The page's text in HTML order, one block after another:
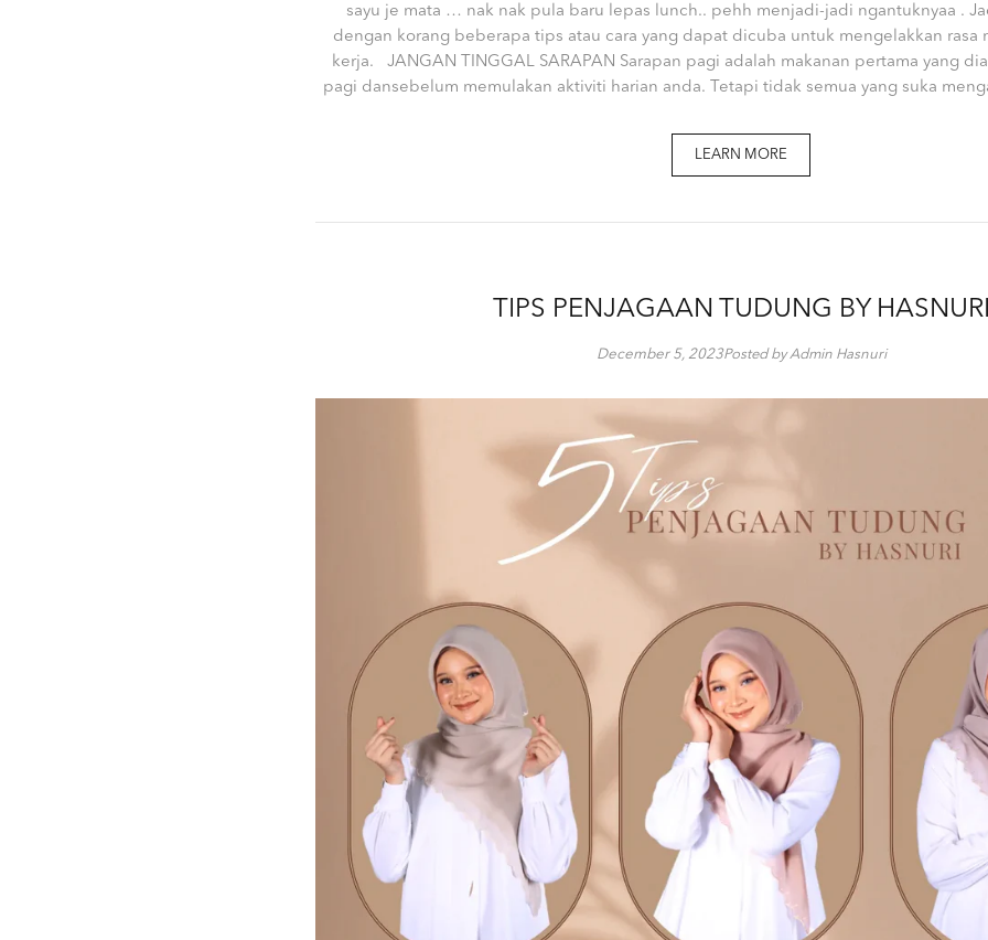
sayu je mata … nak nak pula baru lepas lunch.. pehh menjadi-jadi ngantuknyaa .
dengan korang beberapa tips atau cara yang dapat dicuba untuk mengelakkan rasa
kerja. JANGAN TINGGAL SARAPAN Sarapan pagi adalah makanan pertama yang
pagi dansebelum memulakan aktiviti harian anda. Tetapi tidak semua yang suka
LEARN MORE
TIPS PENJAGAAN TUDUNG BY
December 5, 2023Posted by Admin Hasnuri